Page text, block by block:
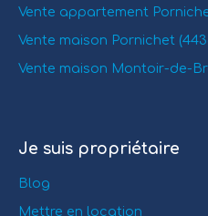
Vente appartement
Vente maison Pornichet
Vente maison Montoir-de-
Je suis propriétaire
Blog
Mettre en location